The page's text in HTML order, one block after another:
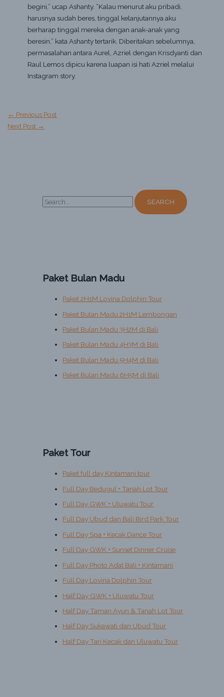
S
e
fPaket Bulan Madu
Paket 2H1M Lovina Dolphin Tour
Paket Bulan Madu 2H1M Lembongan
Paket Bulan Madu 3H2M di Bali
Paket Bulan Madu 4H3M di Bali
Paket Bulan Madu 5H4M di Bali
Paket Bulan Madu 6H5M di Bali
Paket Tour
Paket full day Kintamani tour
Full Day Bedugul + Tanah Lot Tour
Full Day GWK + Uluwatu Tour
Full Day Ubud dan Bali Bird Park Tour
Full Day Spa + Kecak Dance Tour
Full Day GWK + Sunset Dinner Cruise
Full Day Photo Adat Bali + Kintamani
Full Day Lovina Dolphin Tour
Half Day GWK + Uluwatu Tour
Half Day Taman Ayun & Tanah Lot Tour
Half Day Sukawati dan Ubud Tour
Half Day Tari Kecak dan Uluwatu Tour
begini,” ucap Ashanty. “Kalau menurut aku pribadi,
harusnya sudah beres, tinggal kelanjutannya aku
berharap tinggal mereka dengan anak-anak yang
beresin,” kata Ashanty tertarik. Diberitakan sebelumnya,
permasalahan antara Aurel, Azriel dengan Krisdyanti dan
Raul Lemos dipicu karena luapan isi hati Azriel melalui
Instagram story.
← Previous Post
Next Post →